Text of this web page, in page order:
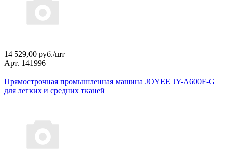
14 529,00 руб./шт
Арт. 141996
Прямострочная промышленная машина JOYEE JY-A600F-G
для легких и средних тканей